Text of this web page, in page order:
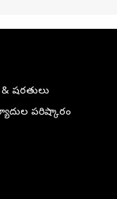
షరతులు
పరిష్కారం